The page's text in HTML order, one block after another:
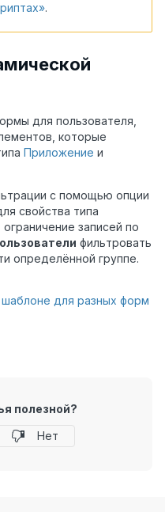
.
для пользователя,
которые
Приложение и
с помощью опции
свойства типа
записей по
фильтровать
определённой группе.
для разных форм
полезной?
Нет